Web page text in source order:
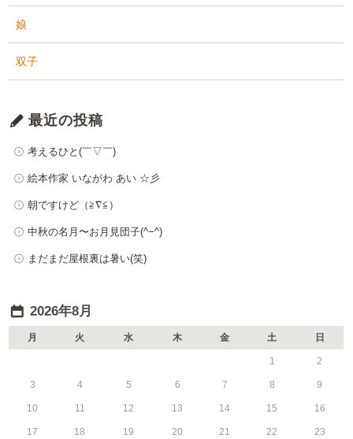
娘
双子
最近の投稿
考えるひと(￣▽￣)
絵本作家 いながわ あい ☆彡
朝ですけど（≧∇≦）
中秋の名月〜お月見団子(^−^)
まだまだ屋根裏は暑い(笑)
2026年8月
月 火 水 木 金 土 日
1 2
3 4 5 6 7 8 9
10 11 12 13 14 15 16
17 18 19 20 21 22 23